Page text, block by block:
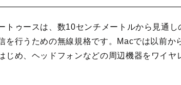
トゥースは、数10センチメートルから見通
を行うための無線規格です。Macでは以前か
じめ、ヘッドフォンなどの周辺機器をワイヤ